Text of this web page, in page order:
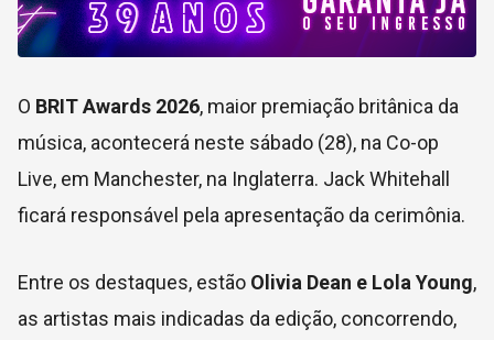
O BRIT Awards 2026, maior premiação britânica da
música, acontecerá neste sábado (28), na Co-op
Live, em Manchester, na Inglaterra. Jack Whitehall
ficará responsável pela apresentação da cerimônia.
Entre os destaques, estão Olivia Dean e Lola Young,
as artistas mais indicadas da edição, concorrendo,